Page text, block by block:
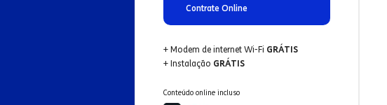
Contrate Online
+ Modem de internet Wi-Fi GRÁTIS
+ Instalação GRÁTIS
Conteúdo online incluso